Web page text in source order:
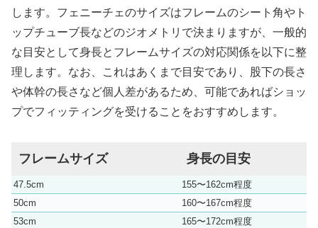
します。フェニーチェのサイズはフレームのシート角やト
ップチューブ長などのジオメトリで決まりますが、一般的
な目安として身長とフレームサイズの対応関係を以下に整
理します。なお、これはあくまで目安であり、股下の長さ
や体幹の長さなど個人差があるため、可能であればショッ
プでフィッティングを受けることをおすすめします。
フレームサイズ 身長の目安
47.5cm
155〜162cm程度
50cm
160〜167cm程度
53cm
165〜172cm程度